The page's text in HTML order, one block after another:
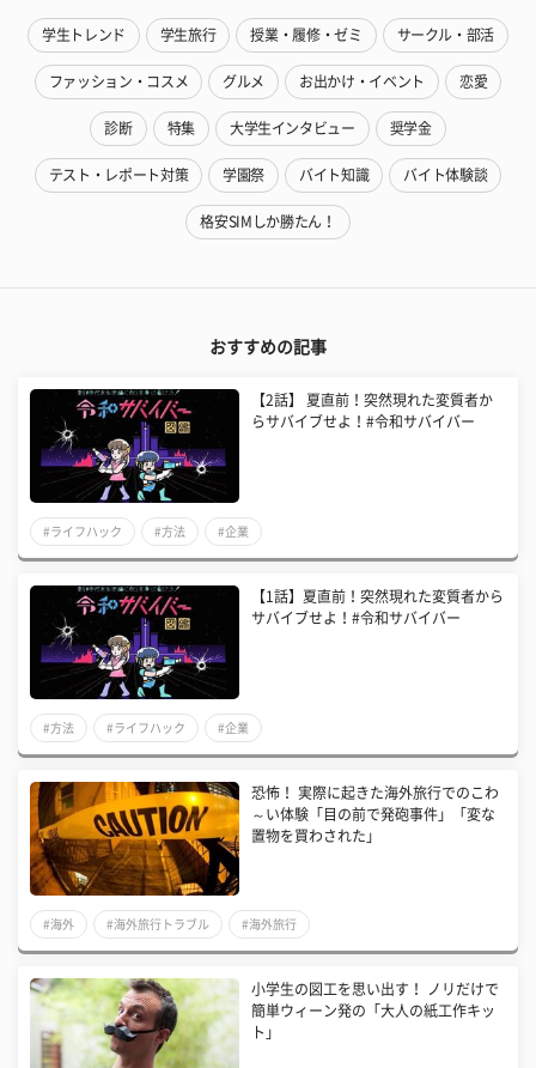
学生トレンド 学生旅行 授業・履修・ゼミ サークル・部活
ファッション・コスメ グルメ お出かけ・イベント 恋愛
診断 特集 大学生インタビュー 奨学金
テスト・レポート対策 学園祭 バイト知識 バイト体験談
格安SIMしか勝たん！
おすすめの記事
【2話】 夏直前！突然現れた変質者か
らサバイブせよ！#令和サバイバー
#ライフハック #方法 #企業
【1話】夏直前！突然現れた変質者から
サバイブせよ！#令和サバイバー
#方法 #ライフハック #企業
​恐怖！ 実際に起きた海外旅行でのこわ
～い体験「目の前で発砲事件」「変な
置物を買わされた」
#海外 #海外旅行トラブル #海外旅行
小学生の図工を思い出す！ ノリだけで
簡単ウィーン発の「大人の紙工作キッ
ト」